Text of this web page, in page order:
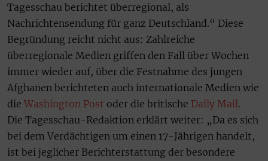
Tagesschau berichtet überregional, als
Nachrichtensendung für ganz Deutschland.“ Diese
Begründung reicht nicht aus: Zahlreiche
überregionale Medien griffen den Fall über Wochen
immer wieder auf, über die Festnahme des jungen
Afghanen berichteten auch internationale Medien wie
die Washington Post oder die britische Daily Mail.
Die Tagesschau-Redaktion erklärt weiter: „Da es sich
bei dem Verdächtigen um einen 17-Jährigen handelt,
ist bei jeglicher Berichterstattung der besondere